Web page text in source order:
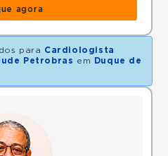
agora
para Cardiologista
Petrobras em
Duque de